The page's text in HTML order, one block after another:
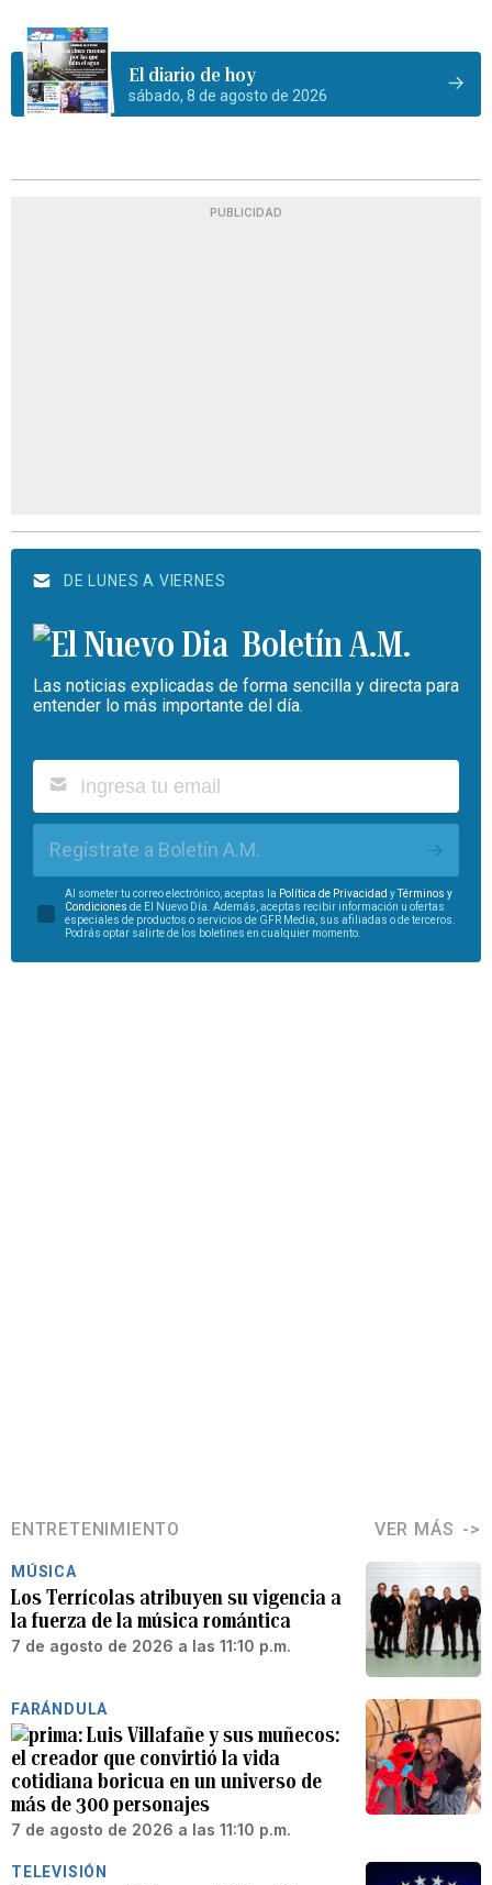
El diario de hoy
sábado, 8 de agosto de 2026
PUBLICIDAD
DE LUNES A VIERNES
Boletín A.M.
Las noticias explicadas de forma sencilla y directa para
entender lo más importante del día.
Regístrate a Boletín A.M.
Al someter tu correo electrónico, aceptas la Política de Privacidad yTérminos y
Condiciones de El Nuevo Día. Además, aceptas recibir información u ofertas
especiales de productos o servicios de GFR Media, sus afiliadas o de terceros.
Podrás optar salirte de los boletines en cualquier momento.
ENTRETENIMIENTO VER MÁS
MÚSICA
Los Terrícolas atribuyen su vigencia a
la fuerza de la música romántica
7 de agosto de 2026 a las 11:10 p.m.
FARÁNDULA
Luis Villafañe y sus muñecos:
el creador que convirtió la vida
cotidiana boricua en un universo de
más de 300 personajes
7 de agosto de 2026 a las 11:10 p.m.
TELEVISIÓN